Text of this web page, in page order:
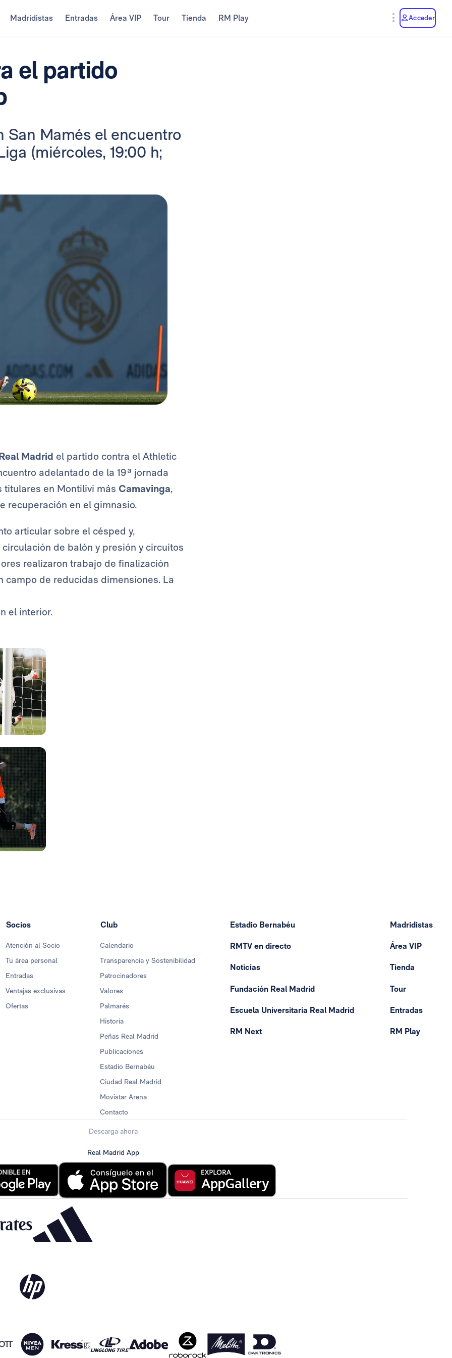
Madridistas Entradas Área VIP Tour Tienda RM Play Acceder
el partido
San Mamés el encuentro
(miércoles, 19:00 h;
Madrid el partido contra el Athletic
adelantado de la 19ª jornada
titulares en Montilivi más Camavinga,
recuperación en el gimnasio.
articular sobre el césped y,
de balón y presión y circuitos
realizaron trabajo de finalización
campo de reducidas dimensiones. La
el interior.
Socios
Atención al Socio
Tu área personal
Entradas
Ventajas exclusivas
Ofertas
Club
Calendario
Transparencia y Sostenibilidad
Patrocinadores
Valores
Palmarés
Historia
Peñas Real Madrid
Publicaciones
Estadio Bernabéu
Ciudad Real Madrid
Movistar Arena
Contacto
Estadio Bernabéu
RMTV en directo
Noticias
Fundación Real Madrid
Escuela Universitaria Real Madrid
RM Next
Madridistas
Área VIP
Tienda
Tour
Entradas
RM Play
Descarga ahora
Real Madrid App